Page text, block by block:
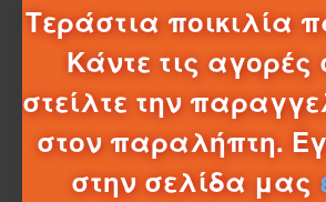
Τεράστια ποικιλία
Κάντε τις αγορές
στείλτε την
στον παραλήπτη.
στην σελίδα μας
Collecta Νεαρός Τυραννόσαυρος Ρεξ
Διαστάσεις :9.3cm Χ 5.6cm